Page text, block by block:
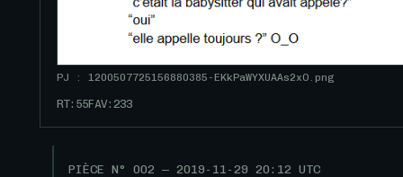
PJ : 1200507725156880385-EKkPaWYXUAAs2xO.png
RT: 55FAV: 233
PIÈCE N°002 —2019-11-29 20:12 UTC